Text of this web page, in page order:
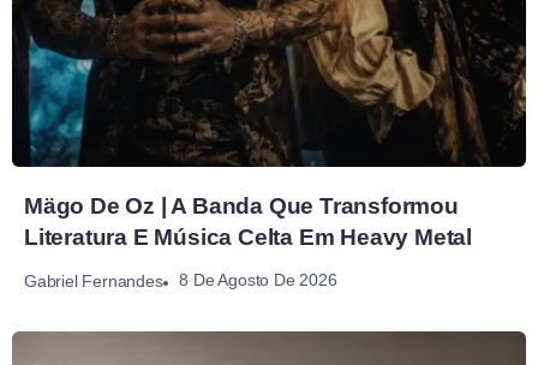
Mägo De Oz | A Banda Que Transformou
Literatura E Música Celta Em Heavy Metal
Gabriel Fernandes 8 De Agosto De 2026